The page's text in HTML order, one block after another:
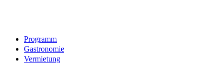
Programm
Gastronomie
Vermietung